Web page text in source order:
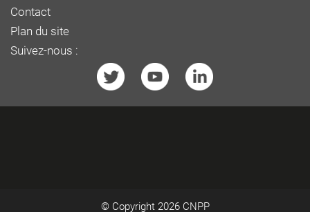
Contact
Plan du site
Suivez-nous :
© Copyright 2026 CNPP